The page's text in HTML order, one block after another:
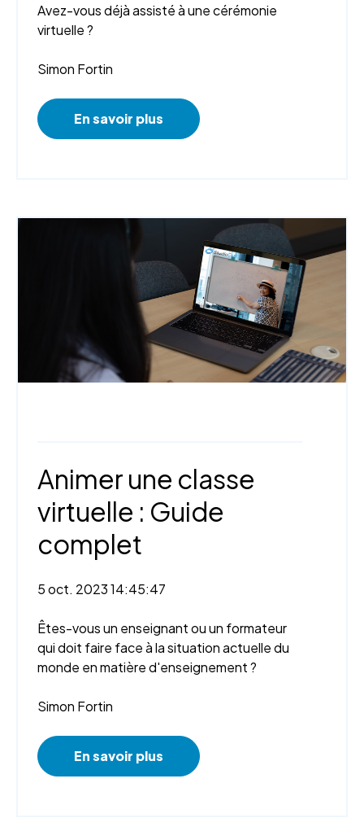
Avez-vous déjà assisté à une cérémonie
virtuelle ?
Simon Fortin
En savoir plus
Animer une classe
virtuelle : Guide
complet
5 oct. 2023 14:45:47
Êtes-vous un enseignant ou un formateur
qui doit faire face à la situation actuelle du
monde en matière d'enseignement ?
Simon Fortin
En savoir plus